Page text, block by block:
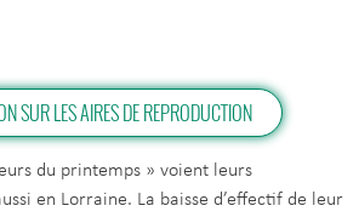
SUR LES AIRES DE REPRODUCTION
du printemps » voient leurs
en Lorraine. La baisse d’effectif de leur